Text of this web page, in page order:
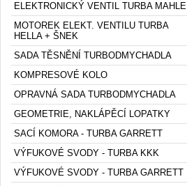
ELEKTRONICKÝ VENTIL TURBA MAHLE
MOTOREK ELEKT. VENTILU TURBA
HELLA + ŠNEK
SADA TĚSNĚNÍ TURBODMYCHADLA
KOMPRESOVÉ KOLO
OPRAVNÁ SADA TURBODMYCHADLA
GEOMETRIE, NAKLÁPĚCÍ LOPATKY
SACÍ KOMORA - TURBA GARRETT
VÝFUKOVÉ SVODY - TURBA KKK
VÝFUKOVÉ SVODY - TURBA GARRETT